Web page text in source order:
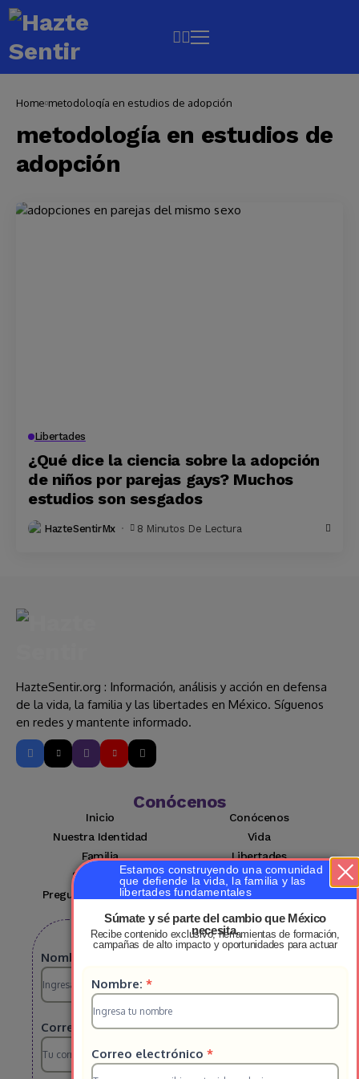
Home metodología en estudios de adopción
metodología en estudios de
adopción
Libertades
¿Qué dice la ciencia sobre la adopción
de niños por parejas gays? Muchos
estudios son sesgados
HazteSentirMx 8 Minutos De Lectura
HazteSentir.org : Información, análisis y acción en defensa
de la vida, la familia y las libertades en México. Síguenos
en redes y mantente informado.
Conócenos
Inicio
Conócenos
Nuestra Identidad
Vida
Familia
Libertades
Suscríbete
Mi cuenta
Preguntas Frecuentes
Contacto
Suscribete a nuestro boletin
Suscripcion
HS
2025
Nombre:
Correo electrónico*
Estamos construyendo una comunidad
que defiende la vida, la familia y las
libertades fundamentales
Súmate y sé parte del cambio que México
necesita.
Recibe contenido exclusivo, herramientas de formación,
campañas de alto impacto y oportunidades para actuar
Suscripcion
HS
2025
Nombre: *
Correo electrónico *